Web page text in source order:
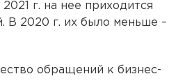
2021 г. на нее приходится
В 2020 г. их было меньше –
обращений к бизнес-